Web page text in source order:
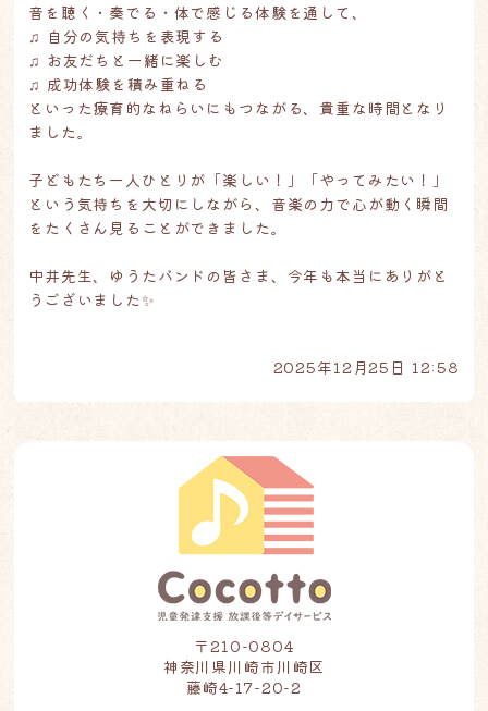
音を聴く・奏でる・体で感じる体験を通して、
♫ 自分の気持ちを表現する
♫ お友だちと一緒に楽しむ
♫ 成功体験を積み重ねる
といった療育的なねらいにもつながる、貴重な時間となり
ました。
子どもたち一人ひとりが「楽しい！」「やってみたい！」
という気持ちを大切にしながら、音楽の力で心が動く瞬間
をたくさん見ることができました。
中井先生、ゆうたバンドの皆さま、今年も本当にありがと
うございました✨
2025年12月25日 12:58
〒210-0804
神奈川県川崎市川崎区
藤崎4-17-20-2